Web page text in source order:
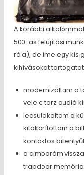
A korábbi
500-as felújítási
róla), de íme egy kis
kihívásokat
modernizáltam a
vele a torz audió
lecsutakoltam a
kitakarítottam a
kontaktos
a cimborám
trapdoor